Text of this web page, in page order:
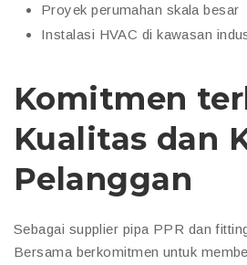
Proyek perumahan skala besar
Instalasi HVAC di kawasan
Komitmen
Kualitas dan
Pelanggan
Sebagai supplier pipa PPR dan
Bersama berkomitmen untuk